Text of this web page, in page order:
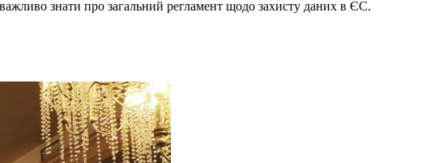
знати про загальний регламент щодо захисту даних в ЄС.